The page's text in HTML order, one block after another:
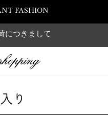
FASHION
につきまして
り